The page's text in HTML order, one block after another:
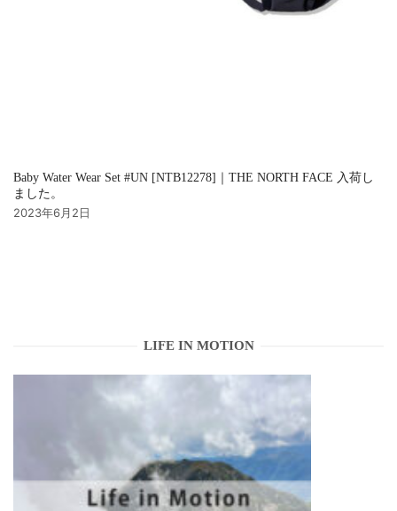
Baby Water Wear Set #UN [NTB12278]｜THE NORTH FACE 入荷し
ました。
2023年6月2日
LIFE IN MOTION